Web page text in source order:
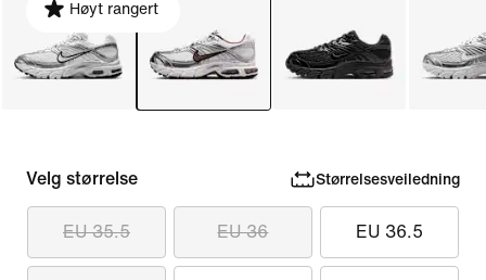
Høyt rangert
Velg størrelse Størrelsesveiledning
EU 35.5 EU 36 EU 36.5